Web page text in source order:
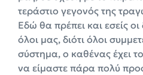
τεράστιο γεγονός της
Εδώ θα πρέπει και εσείς
όλοι μας, διότι όλοι
σύστημα, ο καθένας έχει
να είμαστε πάρα πολύ